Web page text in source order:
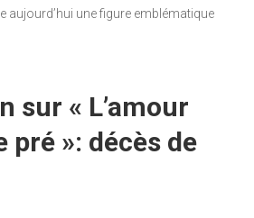
aujourd’hui une figure emblématique
sur « L’amour
pré »: décès de